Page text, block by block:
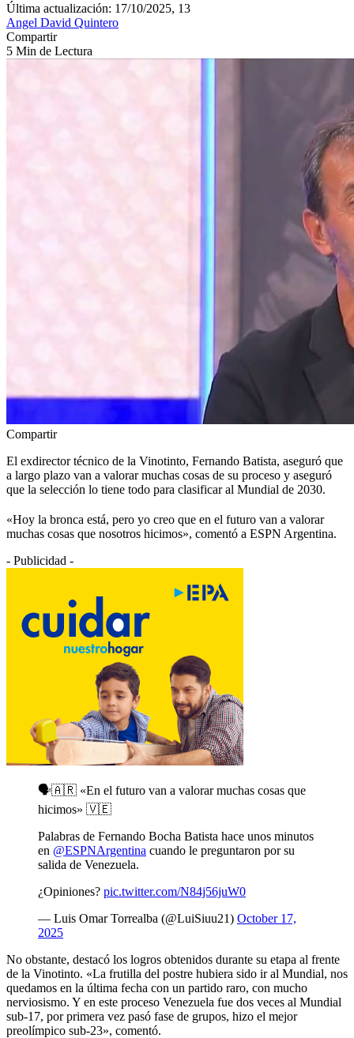
Última actualización: 17/10/2025, 13
Angel David Quintero
Compartir
5 Min de Lectura
Compartir
El exdirector técnico de la Vinotinto, Fernando Batista, aseguró que
a largo plazo van a valorar muchas cosas de su proceso y aseguró
que la selección lo tiene todo para clasificar al Mundial de 2030.
«Hoy la bronca está, pero yo creo que en el futuro van a valorar
muchas cosas que nosotros hicimos», comentó a ESPN Argentina.
- Publicidad -
🗣️🇦🇷 «En el futuro van a valorar muchas cosas que
hicimos» 🇻🇪
Palabras de Fernando Bocha Batista hace unos minutos
en @ESPNArgentina cuando le preguntaron por su
salida de Venezuela.
¿Opiniones? pic.twitter.com/N84j56juW0
— Luis Omar Torrealba (@LuiSiuu21) October 17,
2025
No obstante, destacó los logros obtenidos durante su etapa al frente
de la Vinotinto. «La frutilla del postre hubiera sido ir al Mundial, nos
quedamos en la última fecha con un partido raro, con mucho
nerviosismo. Y en este proceso Venezuela fue dos veces al Mundial
sub-17, por primera vez pasó fase de grupos, hizo el mejor
preolímpico sub-23», comentó.